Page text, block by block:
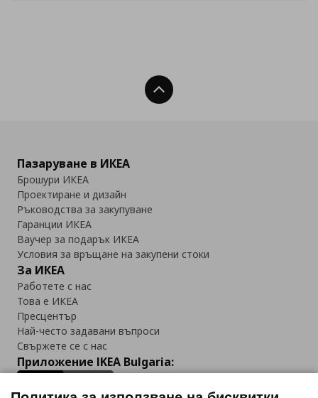
Нагоре
Пазаруване в ИКЕА
Брошури ИКЕА
Проектиране и дизайн
Ръководства за закупуване
Гаранции ИКЕА
Ваучер за подарък ИКЕА
Условия за връщане на закупени стоки
За ИКЕА
Работете с нас
Това е ИКЕА
Пресцентър
Най-често задавани въпроси
Свържете се с нас
Приложение IKEA Bulgaria: